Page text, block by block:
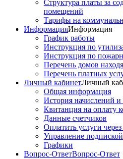
Структура платы за
помещений
Тарифы на
ИнформацияИнформация
График работы
Инструкция по
Инструкция по
Перечень домов
Перечень платных
Личный кабинетЛичный
Общая информация
История начислений и
Квитанция на оплату
Данные счетчиков
Оплатить услуги через
Управление подпиской
Графики
Вопрос-ОтветВопрос-Ответ